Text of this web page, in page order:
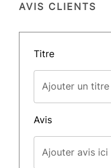
AVIS CLIENTS
Titre
Ajouter un titre
Avis
Ajouter avis ici